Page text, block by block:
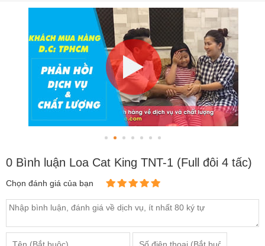
0 Bình luận Loa Cat King TNT-1 (Full đôi 4 tấc)
Chọn đánh giá của bạn